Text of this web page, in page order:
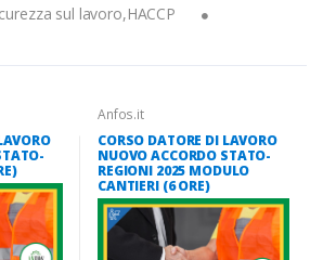
sul lavoro,HACCP
Anfos.it
CORSO DATORE DI LAVORO
NUOVO ACCORDO STATO-
REGIONI 2025 MODULO
CANTIERI (6 ORE)